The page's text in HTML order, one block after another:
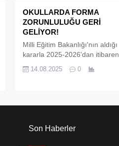
OKULLARDA FORMA
ZORUNLULUĞU GERİ
GELİYOR!
Milli Eğitim Bakanlığı'nın aldığı
kararla 2025-2026'dan itibaren
Milli Eğitim Bakanı Yusuf Tekin,
verilmeyecek. Belirlenen okul
sayfasında yayımlanacak ve bu
kıyafetler 4 eğitim öğretim yılı
14.08.2025 0
Son Haberler